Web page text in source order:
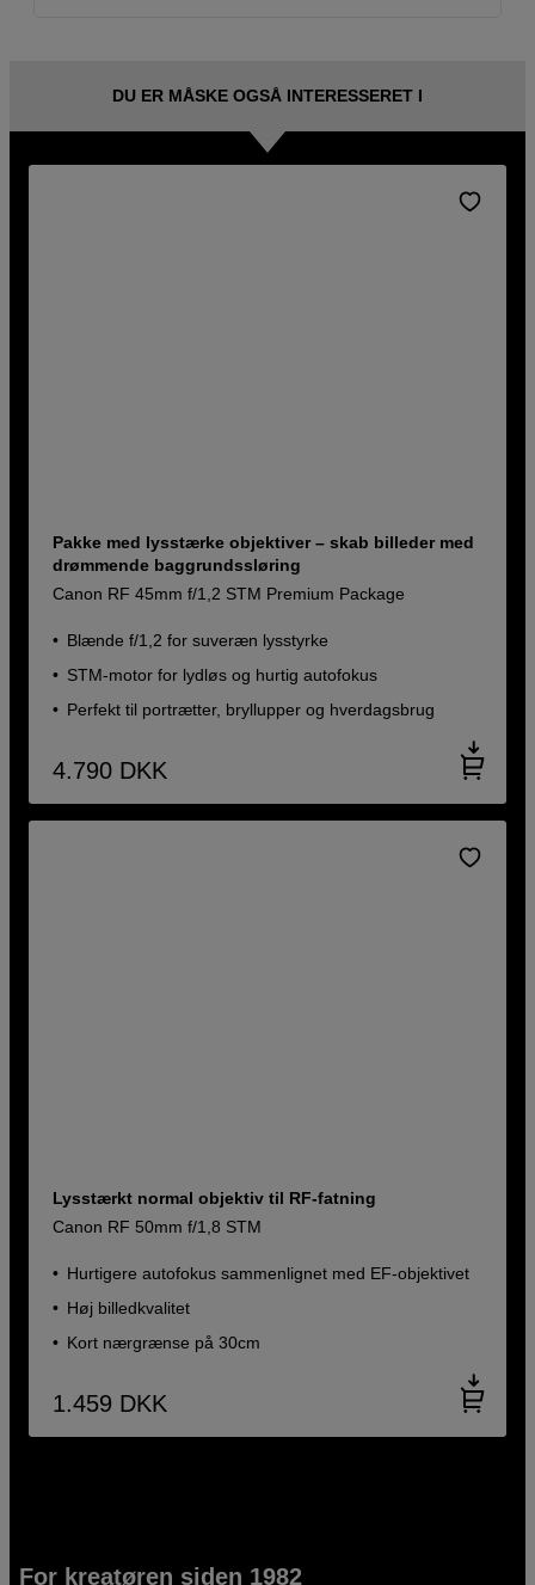
DU ER MÅSKE OGSÅ INTERESSERET I
Pakke med lysstærke objektiver – skab billeder med
drømmende baggrundssløring
Canon RF 45mm f/1,2 STM Premium Package
Blænde f/1,2 for suveræn lysstyrke
STM-motor for lydløs og hurtig autofokus
Perfekt til portrætter, bryllupper og hverdagsbrug
4.790 DKK
Lysstærkt normal objektiv til RF-fatning
Canon RF 50mm f/1,8 STM
Hurtigere autofokus sammenlignet med EF-objektivet
Høj billedkvalitet
Kort nærgrænse på 30cm
1.459 DKK
For kreatøren siden 1982